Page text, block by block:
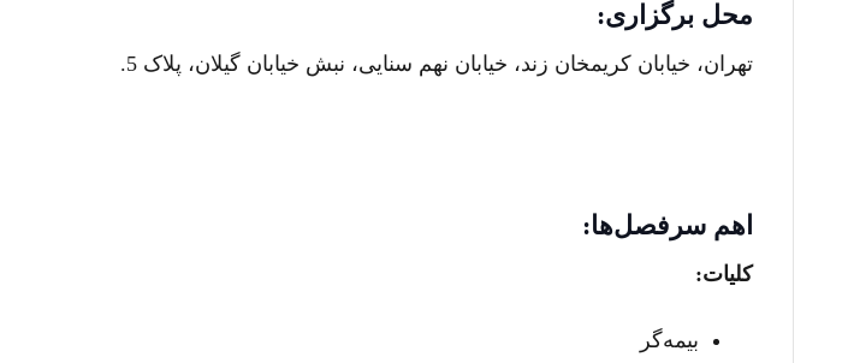
محل برگزاری:
تهران، خیابان کریمخان زند، خیابان نهم سنایی، نبش خیابان گیلان، پلاک 5.
اهم سرفصل‌ها:
کلیات:
بیمه‌گر